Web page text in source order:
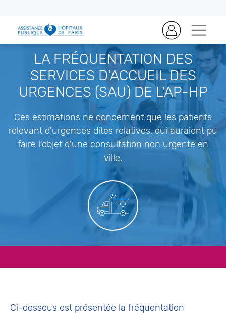
LA FRÉQUENTATION DES
SERVICES D'ACCUEIL DES
URGENCES (SAU) DE L'AP-HP
Ces estimations ne concernent que les patients
relevant d'urgences dites relatives, qui auraient pu
faire l'objet d'une consultation non urgente en
ville.
Ci-dessous est présentée la fréquentation